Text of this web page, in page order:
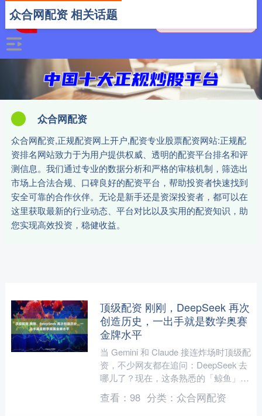
众合网配资
众合网配资,正规配资网上开户,配资专业股票配资网站:正规配
资排名网站致力于为用户提供权威、透明的配资平台排名和评
测信息。我们通过专业的数据分析和严格的审核机制，筛选出
市场上合法合规、口碑良好的配资平台，帮助投资者快速找到
安全可靠的合作伙伴。无论是新手还是资深投资者，都可以在
这里获取最新的行业动态、平台对比以及实用的配资知识，助
您实现高效投资，稳健收益。
众合网配资 相关话题
顶级配资 刚刚，DeepSeek 再次
创造历史，一出手就是数学奥赛
金牌水平
当 Gemini 和 Claude 接连炸场时顶级配
资，不少网友都在追问：DeepSeek 去
哪儿了？现在，这条熟悉的「鲸鱼」终
于回来了。 就在刚刚，DeepS....
查看： 98 分类： 众合网配资